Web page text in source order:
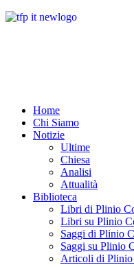
Home
Chi Siamo
Notizie
Ultime
Chiesa
Analisi
Attualità
Biblioteca
Libri di Plinio
Libri su Plinio
Saggi di Plinio
Saggi su Plinio
Articoli di Plinio